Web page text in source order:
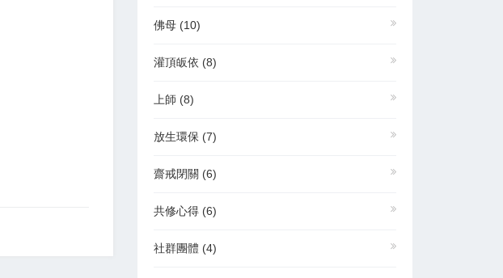
佛母 (10)
灌頂皈依 (8)
上師 (8)
放生環保 (7)
齋戒閉關 (6)
共修心得 (6)
社群團體 (4)